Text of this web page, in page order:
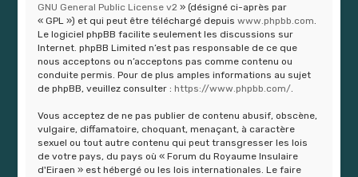
GNU General Public License v2 » (désigné ci-après par
« GPL ») et qui peut être téléchargé depuiswww.phpbb.com.
Le logiciel phpBB facilite seulement les discussions sur
Internet. phpBB Limited n’est pas responsable de ce que
nous acceptons ou n’acceptons pas comme contenu ou
conduite permis. Pour de plus amples informations au sujet
de phpBB, veuillez consulter : https://www.phpbb.com/.
Vous acceptez de ne pas publier de contenu abusif, obscène,
vulgaire, diffamatoire, choquant, menaçant, à caractère
sexuel ou tout autre contenu qui peut transgresser les lois
de votre pays, du pays où « Forum du Royaume Insulaire
d'Eiraen » est hébergé ou les lois internationales. Le faire